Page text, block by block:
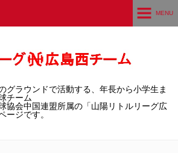
グラウンドで活動する、年長から小学生ま
チーム
協会中国連盟所属の「山陽リトルリーグ広
ージです。
MENU
学